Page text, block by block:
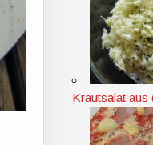
Krautsalat aus